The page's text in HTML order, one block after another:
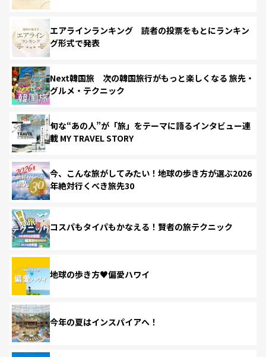
エアラインランキング 読者の投票をもとにランキン
グ形式で発表
Next韓国旅 次の韓国旅行がもっと楽しくなる 旅先・
グルメ・テクニック
旬な“あの人”が「旅」をテーマに語るインタビュー連
載 MY TRAVEL STORY
今、こんな旅がしてみたい！地球の歩き方が選ぶ2026
年絶対行くべき旅先30
コスパもタイパもかなえる！賢者の旅テクニック
地球の歩き方♥偏愛ハワイ
今年の夏はインスパイアへ！